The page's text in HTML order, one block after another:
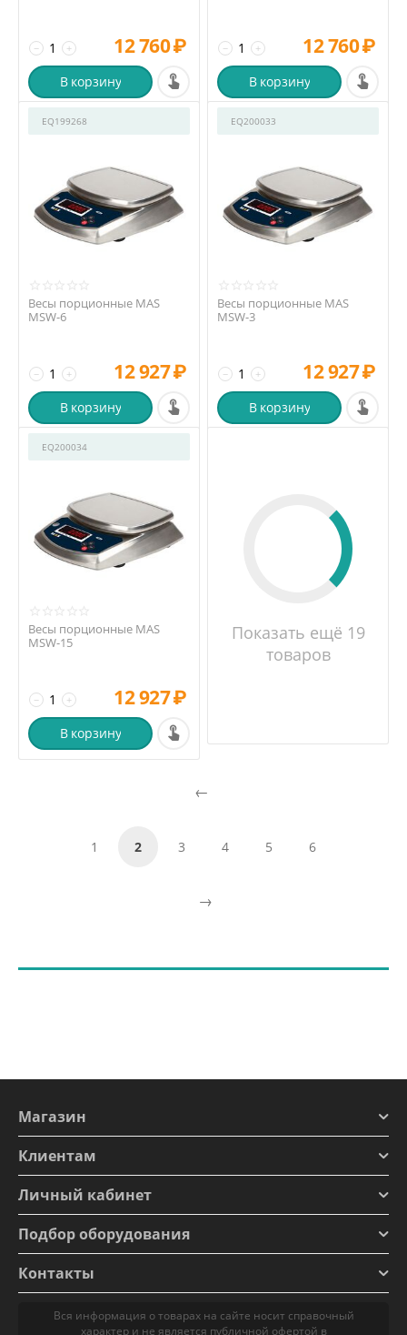
+
− 12 760₽
В корзину
+
− 12 760₽
В корзину
EQ199268
Весы порционные MAS
MSW-6
+
− 12 927₽
В корзину
EQ200033
Весы порционные MAS
MSW-3
+
− 12 927₽
В корзину
EQ200034
Весы порционные MAS
MSW-15
+
− 12 927₽
В корзину
Показать ещё 19
товаров
1 2 3 4 5 6
Магазин
Клиентам
Личный кабинет
Подбор оборудования
Контакты
Вся информация о товарах на сайте носит справочный
характер и не является публичной офертой в